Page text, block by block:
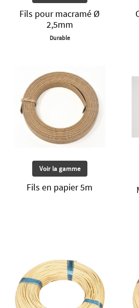
Fils pour macramé Ø
2,5mm
Durable
Voir la gamme
Fils en papier 5m